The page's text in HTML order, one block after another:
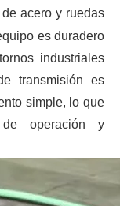
acero y ruedas
es duradero
industriales
transmisión es
simple, lo que
de operación y